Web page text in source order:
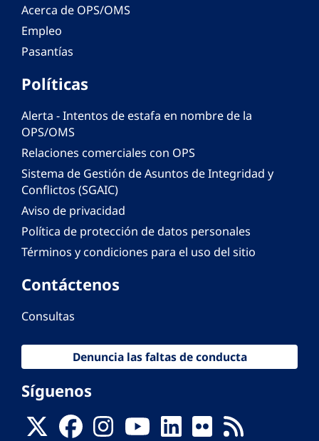
Acerca de OPS/OMS
Empleo
Pasantías
Políticas
Alerta - Intentos de estafa en nombre de la
OPS/OMS
Relaciones comerciales con OPS
Sistema de Gestión de Asuntos de Integridad y
Conflictos (SGAIC)
Aviso de privacidad
Política de protección de datos personales
Términos y condiciones para el uso del sitio
Contáctenos
Consultas
Denuncia las faltas de conducta
Síguenos